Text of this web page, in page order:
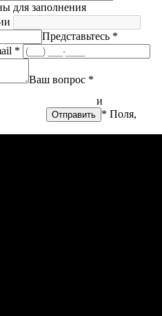
для заполнения
Представьтесь *
*
Ваш вопрос *
и
* Поля,